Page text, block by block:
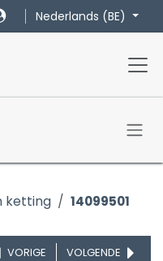
Nederlands (BE)
ketting 14099501
VORIGE VOLGENDE